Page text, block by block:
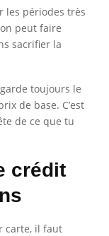
les périodes très
peut faire
sacrifier la
toujours le
de base. C’est
de ce que tu
crédit
carte, il faut